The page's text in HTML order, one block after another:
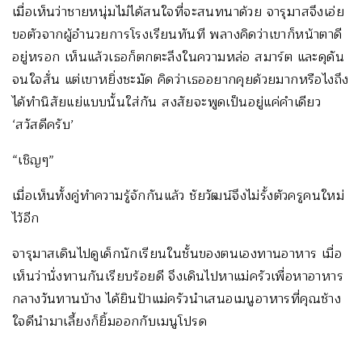
เมื่อเห็นว่าชายหนุ่มไม่ได้สนใจที่จะสนทนาด้วย จารุมาสจึงเอ่ย
ขอตัวจากผู้อำนวยการโรงเรียนทันที พลางคิดว่าเขาก็หน้าตาดี
อยู่หรอก เห็นแล้วเธอก็ตกตะลึงในความหล่อ สมาร์ต และดุดัน
จนใจสั่น แต่เขาหยิ่งชะมัด คิดว่าเธออยากคุยด้วยมากหรือไงถึง
ได้ทำนิสัยแย่แบบนั้นใส่กัน สงสัยจะพูดเป็นอยู่แค่คำเดียว
‘สวัสดีครับ’
“เชิญๆ”
เมื่อเห็นทั้งคู่ทำความรู้จักกันแล้ว ชัยวัฒน์จึงไม่รั้งตัวครูคนใหม่
ไว้อีก
จารุมาสเดินไปดูเด็กนักเรียนในชั้นของตนเองทานอาหาร เมื่อ
เห็นว่านั่งทานกันเรียบร้อยดี จึงเดินไปหาแม่ครัวเพื่อหาอาหาร
กลางวันทานบ้าง ได้ยินป้าแม่ครัวนำเสนอเมนูอาหารที่คุณช้าง
ใจดีนำมาเลี้ยงก็ยิ้มออกกับเมนูโปรด